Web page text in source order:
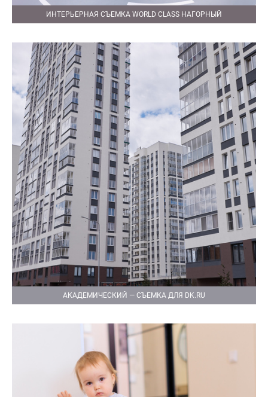
ИНТЕРЬЕРНАЯ СЪЕМКА WORLD CLASS НАГОРНЫЙ
АКАДЕМИЧЕСКИЙ — СЪЕМКА ДЛЯ DK.RU